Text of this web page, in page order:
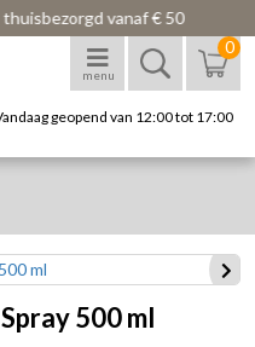
vanaf € 50
menu
0
geopend van 12:00 tot 17:00
500 ml